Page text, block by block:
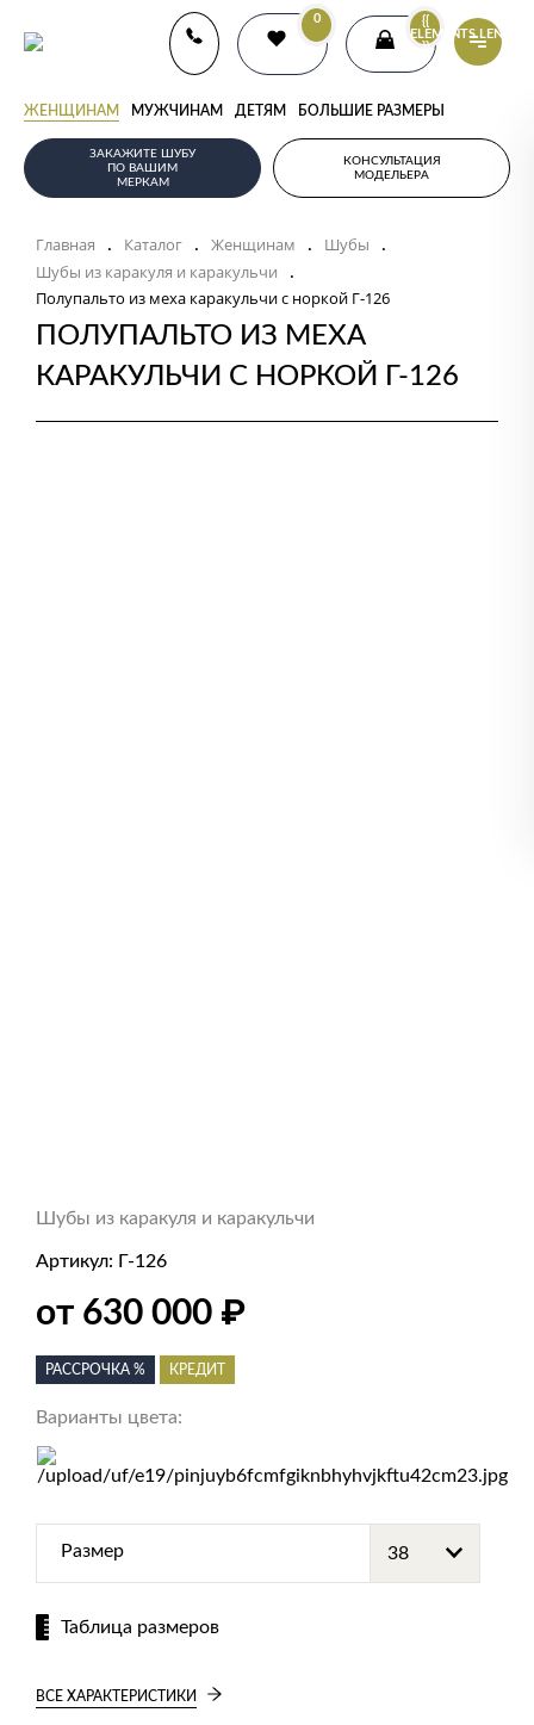
0
{{
ELEMENTS.LENGTH
}}
ЖЕНЩИНАМ МУЖЧИНАМ ДЕТЯМ БОЛЬШИЕ РАЗМЕРЫ
ЗАКАЖИТЕ ШУБУ
ПО ВАШИМ
МЕРКАМ
КОНСУЛЬТАЦИЯ
МОДЕЛЬЕРА
Главная . Каталог . Женщинам . Шубы .
Шубы из каракуля и каракульчи .
Полупальто из меха каракульчи с норкой Г-126
ПОЛУПАЛЬТО ИЗ МЕХА
КАРАКУЛЬЧИ С НОРКОЙ Г-126
Шубы из каракуля и каракульчи
Артикул: Г-126
от 630 000 ₽
РАССРОЧКА % КРЕДИТ
Варианты цвета:
Размер
Таблица размеров
ВСЕ ХАРАКТЕРИСТИКИ